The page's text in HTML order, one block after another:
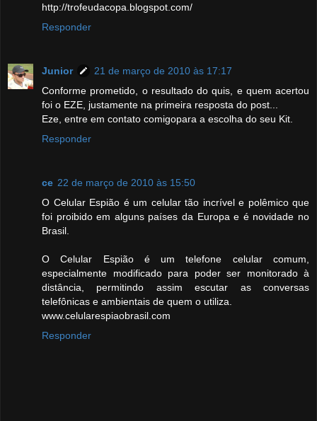
http://trofeudacopa.blogspot.com/
Responder
Junior
21 de março de 2010 às 17:17
Conforme prometido, o resultado do quis, e quem acertou
foi o EZE, justamente na primeira resposta do post...
Eze, entre em contato comigopara a escolha do seu Kit.
Responder
ce 22 de março de 2010 às 15:50
O Celular Espião é um celular tão incrível e polêmico que
foi proibido em alguns países da Europa e é novidade no
Brasil.
O Celular Espião é um telefone celular comum,
especialmente modificado para poder ser monitorado à
distância, permitindo assim escutar as conversas
telefônicas e ambientais de quem o utiliza.
www.celularespiaobrasil.com
Responder